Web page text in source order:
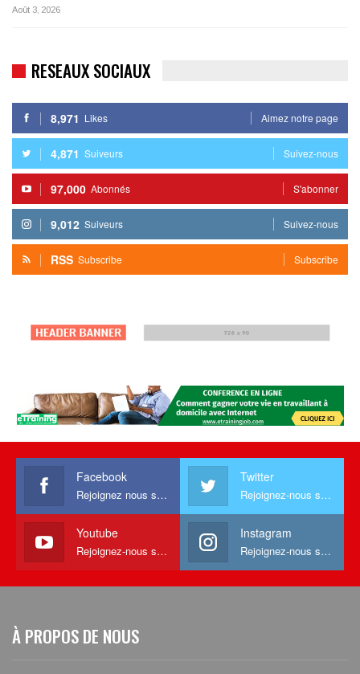
Août 3, 2026
RESEAUX SOCIAUX
8,971 Likes Aimez notre page
4,871 Suiveurs Suivez-nous
97,000 Abonnés S'abonner
9,012 Suiveurs Suivez-nous
RSS Subscribe Subscribe
Facebook
Rejoignez nous sur facebook
Twitter
Rejoignez-nous sur Twitter
Youtube
Rejoignez-nous sur Youtube
Instagram
Rejoignez-nous sur Instagram
À PROPOS DE NOUS